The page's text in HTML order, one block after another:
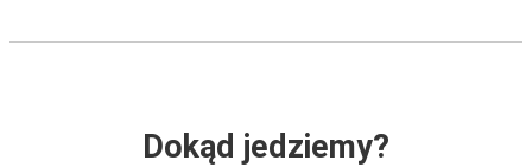
Dokąd jedziemy?